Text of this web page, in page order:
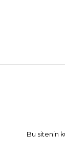
Bu sitenin